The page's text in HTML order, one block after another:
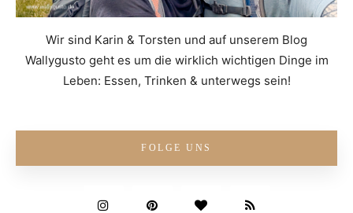
Wir sind Karin & Torsten und auf unserem Blog
Wallygusto geht es um die wirklich wichtigen Dinge im
Leben: Essen, Trinken & unterwegs sein!
FOLGE UNS